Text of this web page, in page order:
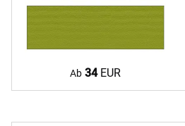
Ab 34EUR